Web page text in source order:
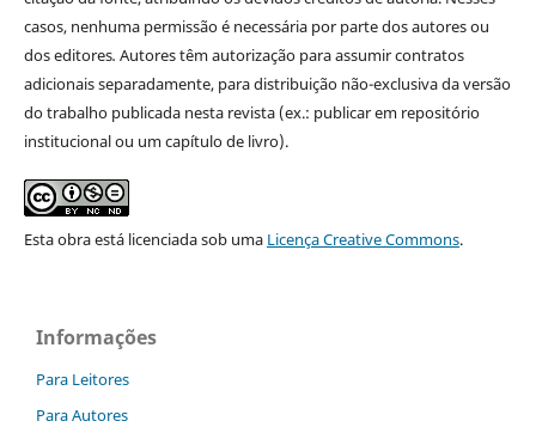
casos, nenhuma permissão é necessária por parte dos autores ou
dos editores. Autores têm autorização para assumir contratos
adicionais separadamente, para distribuição não-exclusiva da versão
do trabalho publicada nesta revista (ex.: publicar em repositório
institucional ou um capítulo de livro).
Esta obra está licenciada sob uma Licença Creative Commons.
Informações
Para Leitores
Para Autores